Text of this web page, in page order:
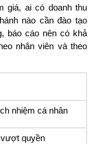
giá, ai có doanh thu
nào cần đào tạo
báo cáo nên có khả
nhân viên và theo
nhiệm cá nhân
quyền